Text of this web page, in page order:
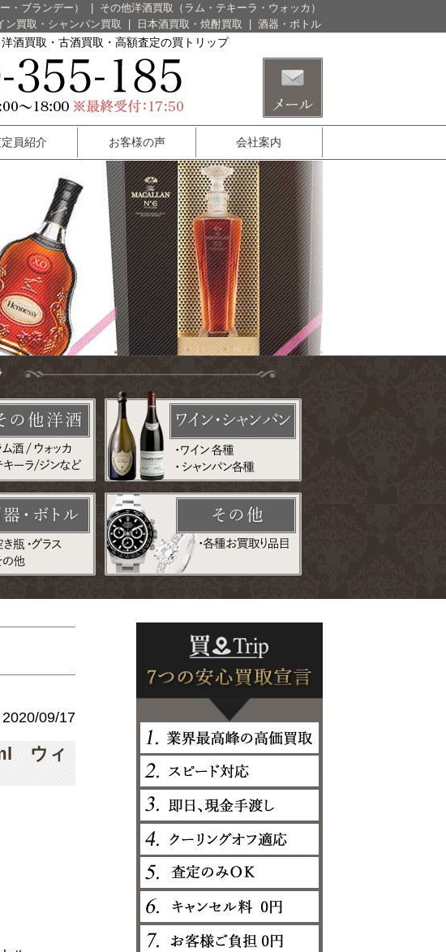
・ブランデー）
その他洋酒買取（ラム・テキーラ・ウォッカ）
ン買取・シャンパン買取
日本酒買取・焼酎買取 酒器・ボトル
洋酒買取・古酒買取・高額査定の買トリップ
員紹介 お客様の声 会社案内
2020/09/17
ウィ